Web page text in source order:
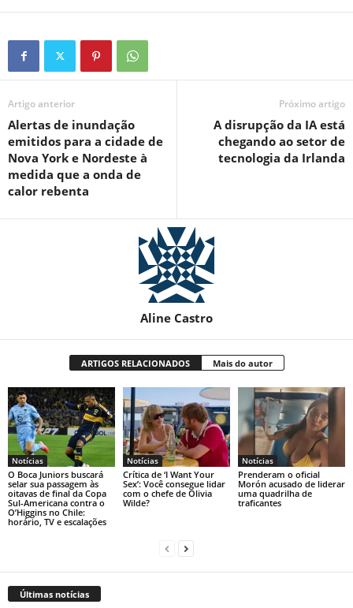
Artigo anterior
Alertas de inundação
emitidos para a cidade de
Nova York e Nordeste à
medida que a onda de
calor rebenta
Próximo artigo
A disrupção da IA ​​está
chegando ao setor de
tecnologia da Irlanda
Aline Castro
ARTIGOS RELACIONADOS Mais do autor
Notícias
O Boca Juniors buscará
selar sua passagem às
oitavas de final da Copa
Sul-Americana contra o
O’Higgins no Chile:
horário, TV e escalações
Notícias
Crítica de ‘I Want Your
Sex’: Você consegue lidar
com o chefe de Olivia
Wilde?
Notícias
Prenderam o oficial
Morón acusado de liderar
uma quadrilha de
traficantes
Últimas notícias